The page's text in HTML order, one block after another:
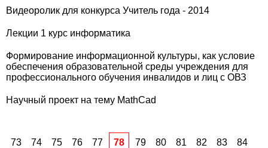
Видеоролик для конкурса Учитель года - 2014
Лекции 1 курс информатика
Формирование информационной культуры, как условие
обеспечения образовательной среды учреждения для
профессионального обучения инвалидов и лиц с ОВЗ
Научный проект на тему MathCad
73 74 75 76 77 78 79 80 81 82 83 84